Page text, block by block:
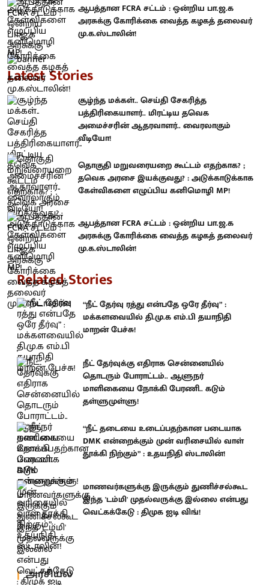
ஆபத்தான FCRA சட்டம் : ஒன்றிய பா.ஜ.க
அரசுக்கு கோரிக்கை வைத்த கழகத் தலைவர்
மு.க.ஸ்டாலின்!
Latest Stories
சூழ்ந்த மக்கள்.. செய்தி சேகரித்த
பத்திரிகையாளர்.. மிரட்டிய தவெக
அமைச்சரின் ஆதரவாளர்.. வைரலாகும்
வீடியோ!
தொகுதி மறுவரையறை கூட்டம் எதற்காக? ;
தவெக அரசை இயக்குவது? : அடுக்காடுக்காக
கேள்விகளை எழுப்பிய கனிமொழி MP!
ஆபத்தான FCRA சட்டம் : ஒன்றிய பா.ஜ.க
அரசுக்கு கோரிக்கை வைத்த கழகத் தலைவர்
மு.க.ஸ்டாலின்!
Related Stories
“நீட் தேர்வு ரத்து என்பதே ஒரே தீர்வு” :
மக்களவையில் தி.மு.க எம்.பி தயாநிதி
மாறன் பேச்சு!
நீட் தேர்வுக்கு எதிராக சென்னையில்
தொடரும் போராட்டம்.. ஆளுநர்
மாளிகையை நோக்கி பேரணி.. கடும்
தள்ளுமுள்ளு!
“நீட் தடையை உடைப்பதற்கான படையாக
DMK என்றைக்கும் முன் வரிசையில் வாள்
தூக்கி நிற்கும்” : உதயநிதி ஸ்டாலின்!
மாணவர்களுக்கு இருக்கும் துணிச்சல்கூட
இந்த 'டம்மி' முதல்வருக்கு இல்லை என்பது
வெட்கக்கேடு : திமுக ஐடி விங்!
அரசியல்